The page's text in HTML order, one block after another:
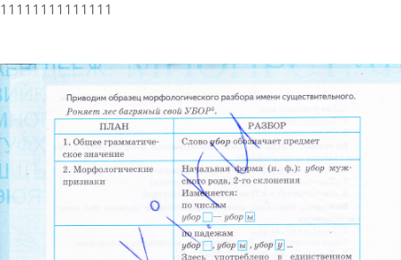
11111111111111